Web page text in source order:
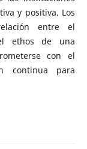
y positiva. Los
entre el
ethos de una
con el
continua para